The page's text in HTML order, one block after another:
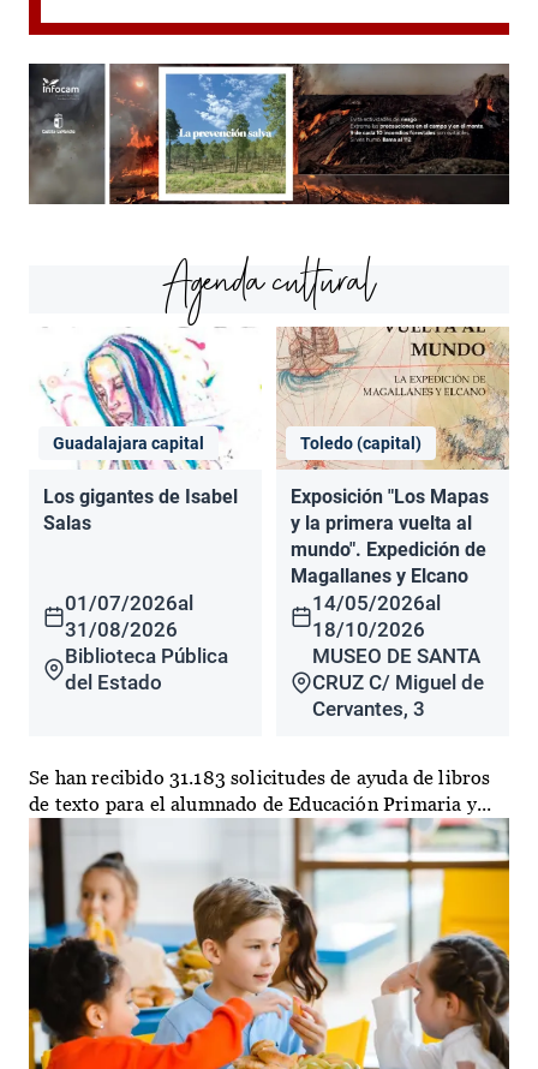
Agenda cultural
Guadalajara capital
Los gigantes de Isabel
Salas
01/07/2026al
31/08/2026
Biblioteca Pública
del Estado
Toledo (capital)
Exposición "Los Mapas
y la primera vuelta al
mundo". Expedición de
Magallanes y Elcano
14/05/2026al
18/10/2026
MUSEO DE SANTA
CRUZ C/ Miguel de
Cervantes, 3
Se han recibido 31.183 solicitudes de ayuda de libros
de texto para el alumnado de Educación Primaria y...